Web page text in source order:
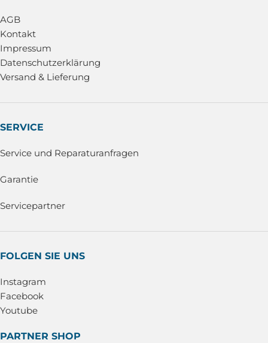
AGB
Kontakt
Impressum
Datenschutzerklärung
Versand & Lieferung
SERVICE
Service und Reparaturanfragen
Garantie
Servicepartner
FOLGEN SIE UNS
Instagram
Facebook
Youtube
PARTNER SHOP